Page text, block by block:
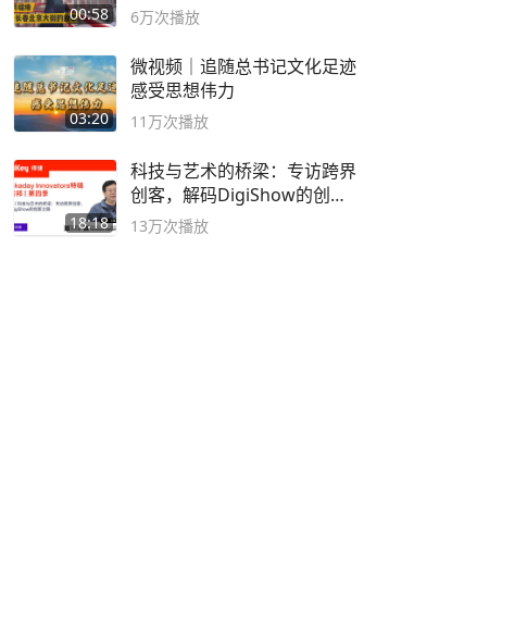
00:58 6万次播放
03:20
微视频｜追随总书记文化足迹
感受思想伟力
11万次播放
18:18
科技与艺术的桥梁：专访跨界
创客，解码DigiShow的创新
之路
13万次播放